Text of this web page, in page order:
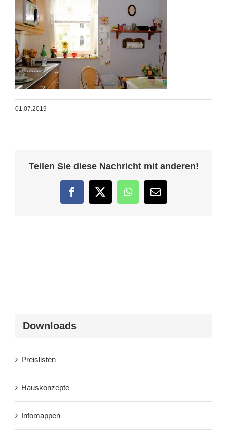
01.07.2019
Teilen Sie diese Nachricht mit anderen!
FacebookTwitterWhatsApp
E-
Mail
Downloads
Preislisten
Hauskonzepte
Infomappen